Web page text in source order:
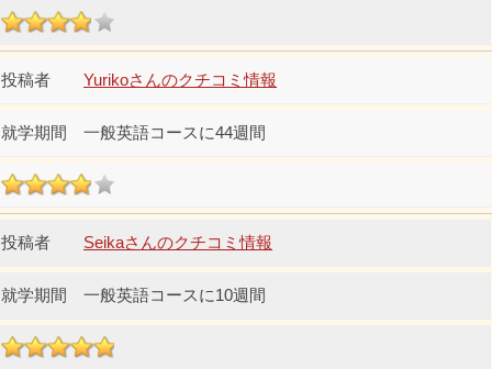
Yurikoさんのクチコミ情報
一般英語コースに44週間
Seikaさんのクチコミ情報
一般英語コースに10週間